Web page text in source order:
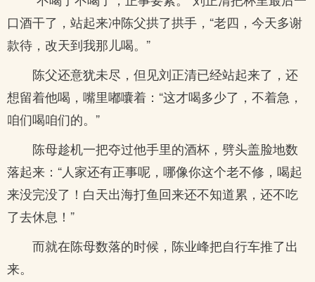
口酒干了，站起来冲陈父拱了拱手，“老四，今天多谢
款待，改天到我那儿喝。”
陈父还意犹未尽，但见刘正清已经站起来了，还
想留着他喝，嘴里嘟囔着：“这才喝多少了，不着急，
咱们喝咱们的。”
陈母趁机一把夺过他手里的酒杯，劈头盖脸地数
落起来：“人家还有正事呢，哪像你这个老不修，喝起
来没完没了！白天出海打鱼回来还不知道累，还不吃
了去休息！”
而就在陈母数落的时候，陈业峰把自行车推了出
来。